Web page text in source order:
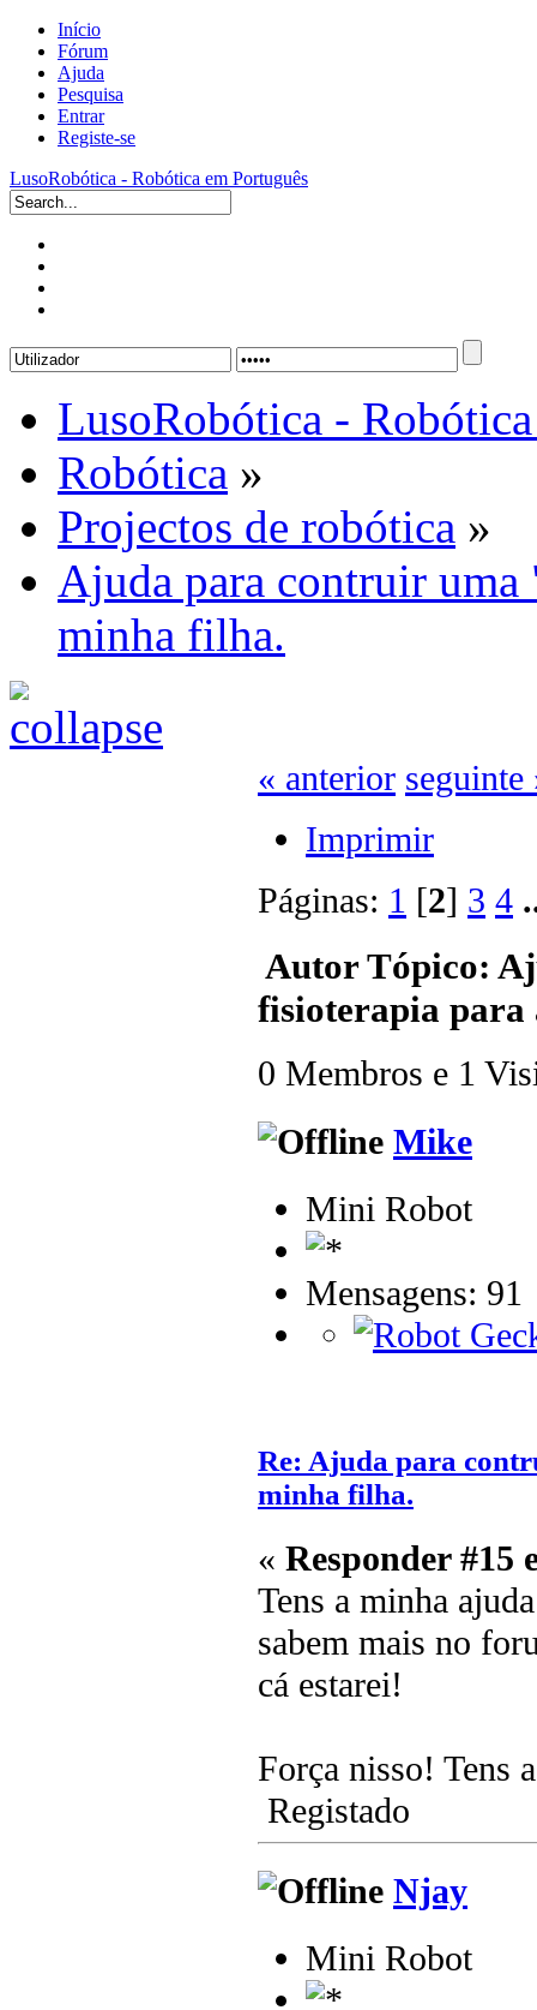
Início
Fórum
Ajuda
Pesquisa
Entrar
Registe-se
LusoRobótica - Robótica em Português
LusoRobótica -
Robótica »
Projectos de robótica »
Ajuda para contruir uma
minha filha.
« anterior seguinte
Imprimir
Páginas: 1 [2] 3 4
AutorTópico:
fisioterapia para
0 Membros e 1
Mike
Mini Robot
Mensagens: 91
Re: Ajuda para
minha filha.
« Responder #15
Tens a minha
sabem mais no
cá estarei!
Força nisso! Tens
Registado
Njay
Mini Robot